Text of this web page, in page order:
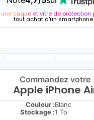
une coque et vitre de protection
tout achat d'un smartphone
Commandez votre
Apple iPhone
Couleur :Blanc
Stockage :1 To